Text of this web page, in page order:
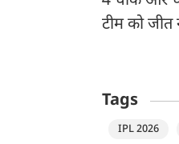
टीम को जीत
Tags
IPL 2026